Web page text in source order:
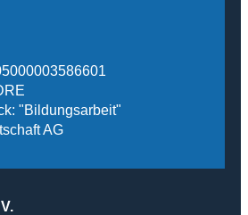
"Bildungsarbeit"
AG